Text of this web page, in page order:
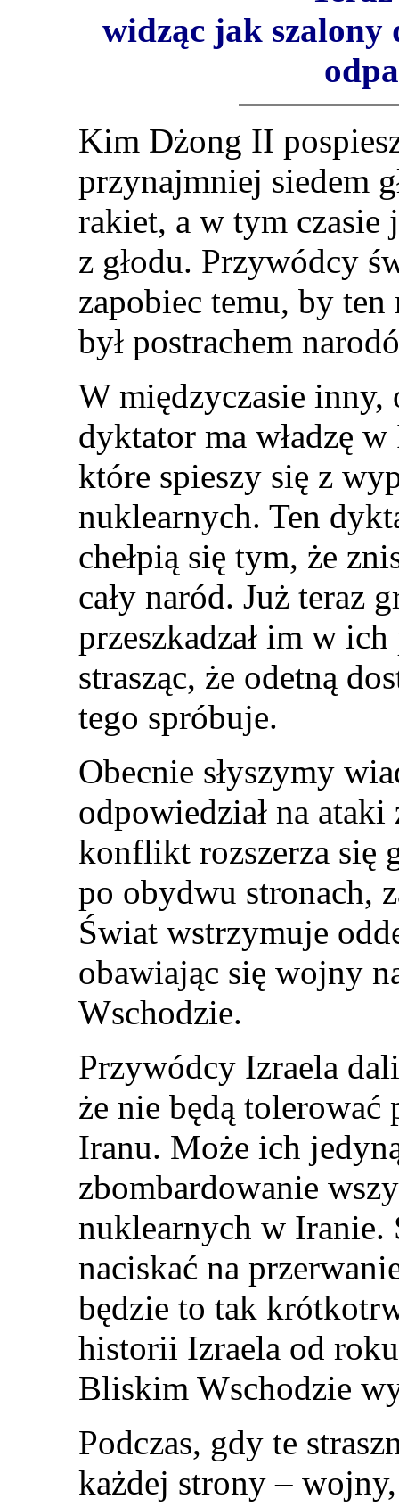
widząc jak szalony
Kim Dżong II
przynajmniej siedem
rakiet, a w tym czasie
z głodu. Przywódcy
zapobiec temu, by
był postrachem
W międzyczasie inny,
dyktator ma władzę
które spieszy się z
nuklearnych. Ten
chełpią się tym, że
cały naród. Już teraz
przeszkadzał im w
strasząc, że odetną
tego spróbuje.
Obecnie słyszymy
odpowiedział na
konflikt rozszerza się
po obydwu stronach,
Świat wstrzymuje
obawiając się wojny
Wschodzie.
Przywódcy Izraela
że nie będą
Iranu. Może ich
zbombardowanie
nuklearnych w Iranie.
naciskać na
będzie to tak
historii Izraela od
Bliskim Wschodzie
Podczas, gdy te
każdej strony –